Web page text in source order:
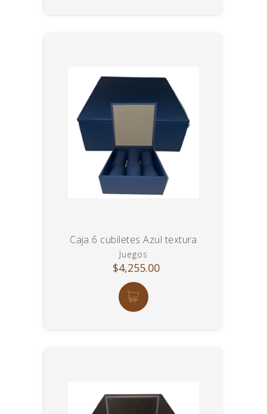
Caja 6 cubiletes Azul textura
Juegos
$4,255.00